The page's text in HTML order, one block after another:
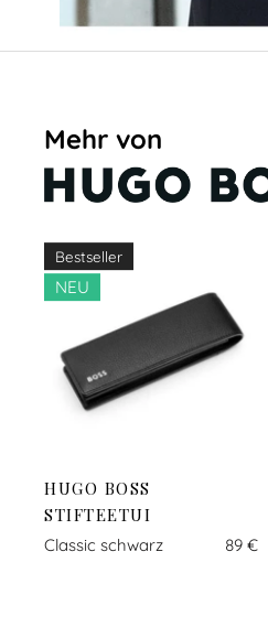
Mehr von
Bestseller
NEU
HUGO BOSS
STIFTEETUI
Classic schwarz 89 €